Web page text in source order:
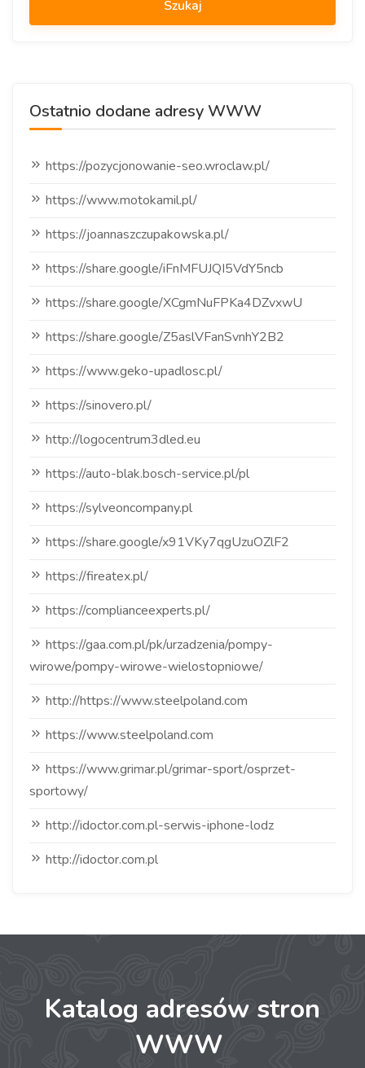
Ostatnio dodane adresy WWW
https://pozycjonowanie-seo.wroclaw.pl/
https://www.motokamil.pl/
https://joannaszczupakowska.pl/
https://share.google/iFnMFUJQI5VdY5ncb
https://share.google/XCgmNuFPKa4DZvxwU
https://share.google/Z5aslVFanSvnhY2B2
https://www.geko-upadlosc.pl/
https://sinovero.pl/
http://logocentrum3dled.eu
https://auto-blak.bosch-service.pl/pl
https://sylveoncompany.pl
https://share.google/x91VKy7qgUzuOZlF2
https://fireatex.pl/
https://complianceexperts.pl/
https://gaa.com.pl/pk/urzadzenia/pompy-
wirowe/pompy-wirowe-wielostopniowe/
http://https://www.steelpoland.com
https://www.steelpoland.com
https://www.grimar.pl/grimar-sport/osprzet-
sportowy/
http://idoctor.com.pl-serwis-iphone-lodz
http://idoctor.com.pl
Katalog adresów stron
WWW